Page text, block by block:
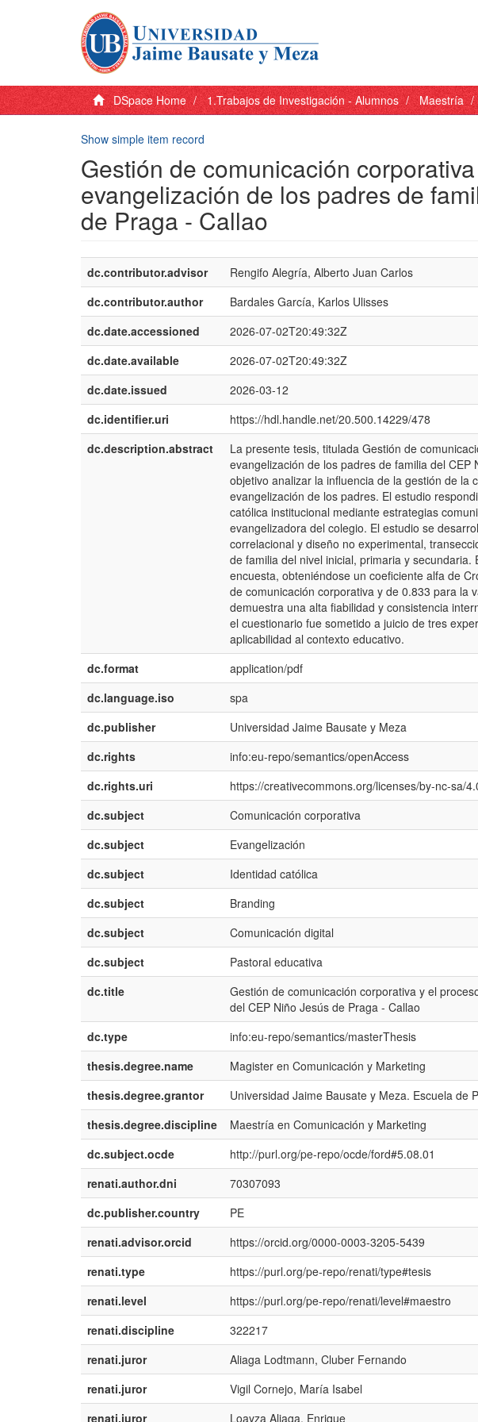
DSpace Home 1.Trabajos de Investigación - Alumnos Maestría
Show simple item record
Gestión de comunicación
evangelización de los padres de
de Praga - Callao
dc.contributor.advisor
Rengifo Alegría, Alberto Juan Carlos
dc.contributor.author
Bardales García, Karlos Ulisses
dc.date.accessioned
2026-07-02T20:49:32Z
dc.date.available
2026-07-02T20:49:32Z
dc.date.issued
2026-03-12
dc.identifier.uri
https://hdl.handle.net/20.500.14229/478
dc.description.abstract
La presente tesis, titulada Gestión de
evangelización de los padres de familia del
objetivo analizar la influencia de la gestión de la
evangelización de los padres. El estudio
católica institucional mediante estrategias
evangelizadora del colegio. El estudio se
correlacional y diseño no experimental,
de familia del nivel inicial, primaria y
encuesta, obteniéndose un coeficiente alfa de
de comunicación corporativa y de 0.833 para la
demuestra una alta fiabilidad y consistencia
el cuestionario fue sometido a juicio de tres
aplicabilidad al contexto educativo.
dc.format application/pdf
dc.language.iso
spa
dc.publisher
Universidad Jaime Bausate y Meza
dc.rights
info:eu-repo/semantics/openAccess
dc.rights.uri
https://creativecommons.org/licenses/by-nc-sa/
dc.subject
Comunicación corporativa
dc.subject
Evangelización
dc.subject
Identidad católica
dc.subject
Branding
dc.subject
Comunicación digital
dc.subject
Pastoral educativa
dc.title
Gestión de comunicación corporativa y el
del CEP Niño Jesús de Praga - Callao
dc.type info:eu-repo/semantics/masterThesis
thesis.degree.name
Magister en Comunicación y Marketing
thesis.degree.grantor
Universidad Jaime Bausate y Meza. Escuela de
thesis.degree.discipline
Maestría en Comunicación y Marketing
dc.subject.ocde
http://purl.org/pe-repo/ocde/ford#5.08.01
renati.author.dni
70307093
dc.publisher.country
PE
renati.advisor.orcid
https://orcid.org/0000-0003-3205-5439
renati.type
https://purl.org/pe-repo/renati/type#tesis
renati.level
https://purl.org/pe-repo/renati/level#maestro
renati.discipline
322217
renati.juror
Aliaga Lodtmann, Cluber Fernando
renati.juror
Vigil Cornejo, María Isabel
renati.juror
Loayza Aliaga, Enrique